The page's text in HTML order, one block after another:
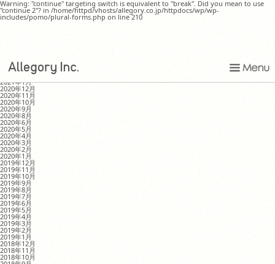
Warning: "continue" targeting switch is equivalent to "break". Did you mean to use
"continue 2"? in /home/httpd/vhosts/allegory.co.jp/httpdocs/wp/wp-
includes/pomo/plural-forms.php on line 210
MONTHLY ARCHIVE
2021年8月
2021年4月
2021年1月
2020年12月
2020年11月
2020年10月
2020年9月
2020年8月
2020年6月
2020年5月
2020年4月
2020年3月
2020年2月
2020年1月
2019年12月
2019年11月
2019年10月
2019年9月
2019年8月
2019年7月
2019年6月
2019年5月
2019年4月
2019年3月
2019年2月
2019年1月
2018年12月
2018年11月
2018年10月